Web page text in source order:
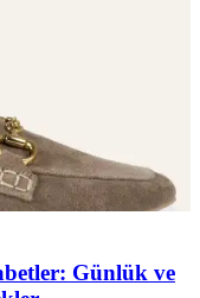
Günlük ve